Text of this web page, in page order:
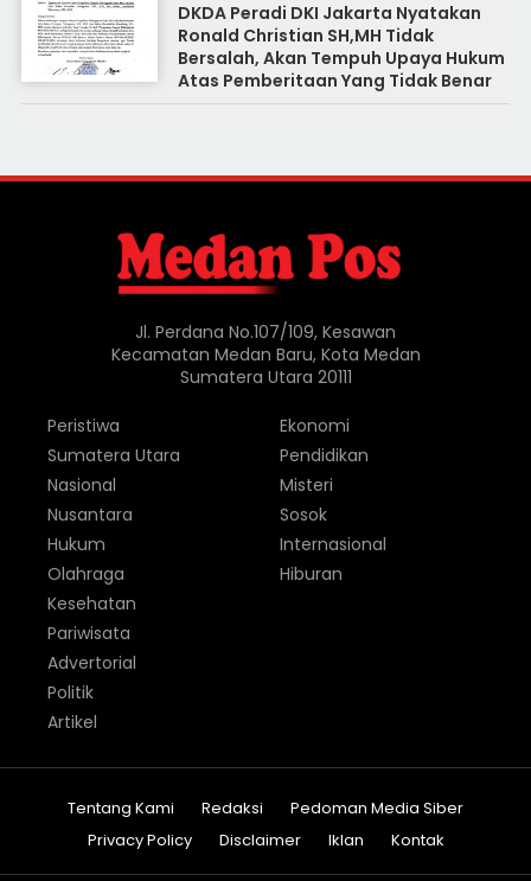
DKDA Peradi DKI Jakarta Nyatakan
Ronald Christian SH,MH Tidak
Bersalah, Akan Tempuh Upaya Hukum
Atas Pemberitaan Yang Tidak Benar
Jl. Perdana No.107/109, Kesawan
Kecamatan Medan Baru, Kota Medan
Sumatera Utara 20111
Peristiwa
Sumatera Utara
Nasional
Nusantara
Hukum
Olahraga
Ekonomi
Pendidikan
Misteri
Sosok
Internasional
Hiburan
Kesehatan
Pariwisata
Advertorial
Politik
Artikel
Tentang Kami Redaksi
Pedoman Media Siber
Privacy Policy
Disclaimer Iklan Kontak